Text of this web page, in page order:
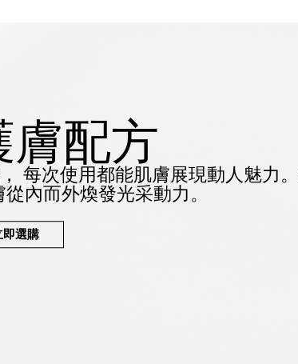
膚配方
每次使用都能肌膚展現動人魅力。
從內而外煥發光采動力。
即選購